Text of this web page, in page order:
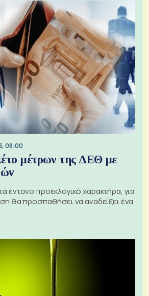
08:00
μέτρων της ΔΕΘ με
έντονο προεκλογικό χαρακτήρα, για
θα προσπαθήσει να αναδείξει ένα